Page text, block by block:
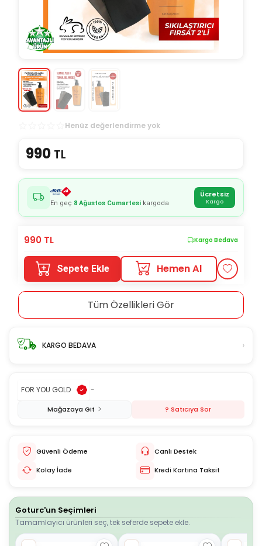
Henüz değerlendirme yok
990 TL
En geç 8 Ağustos Cumartesi kargoda
Ücretsiz
Kargo
990 TL Kargo Bedava
Sepete Ekle Hemen Al
Tüm Özellikleri Gör
KARGO BEDAVA ›
FOR YOU GOLD -
Mağazaya Git ? Satıcıya Sor
Güvenli Ödeme
Canlı Destek
Kolay İade
Kredi Kartına Taksit
Goturc'un Seçimleri
Tamamlayıcı ürünleri seç, tek seferde sepete ekle.